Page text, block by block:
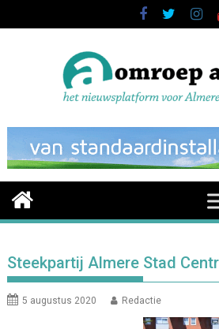
to
Steekpartij Almere Stad
5 augustus 2020 Redactie